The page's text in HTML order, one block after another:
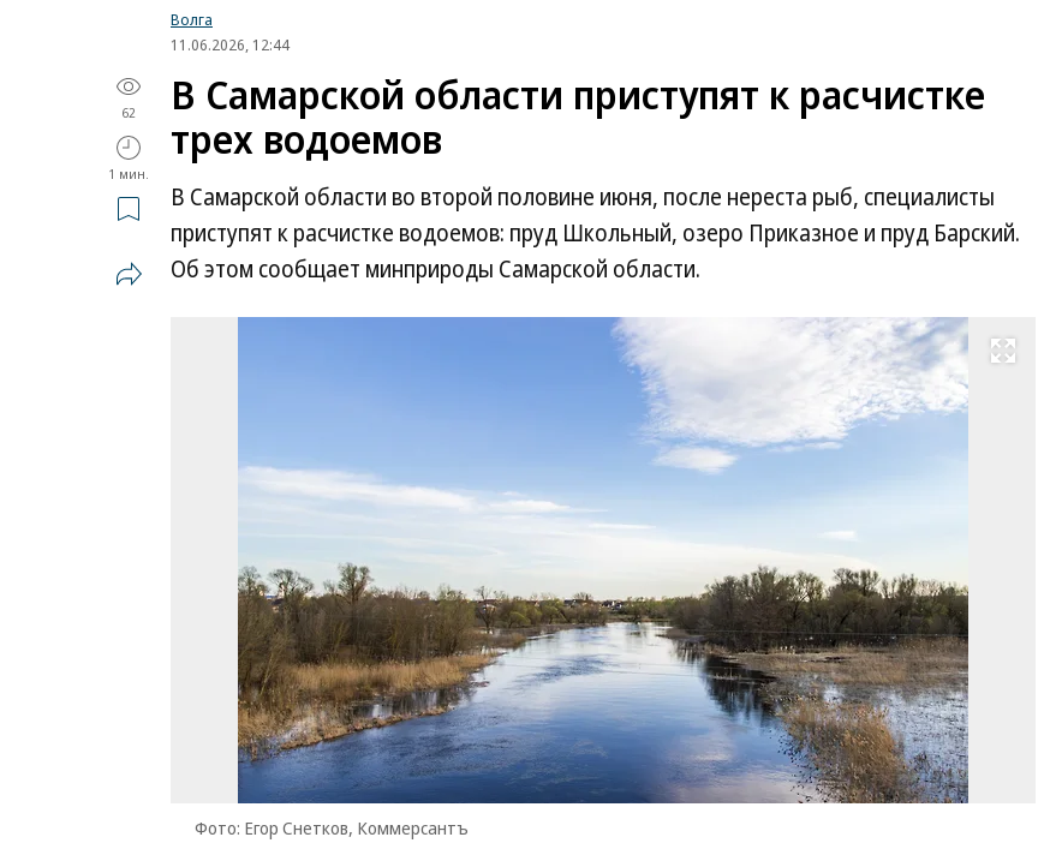
Волга
11.06.2026, 12:44
62
1 мин.
В Самарской области приступят к расчистке
трех водоемов
В Самарской области во второй половине июня, после нереста рыб, специалисты
приступят к расчистке водоемов: пруд Школьный, озеро Приказное и пруд Барский.
Об этом сообщает минприроды Самарской области.
Развернуть на весь экран
Фото: Егор Снетков, Коммерсантъ